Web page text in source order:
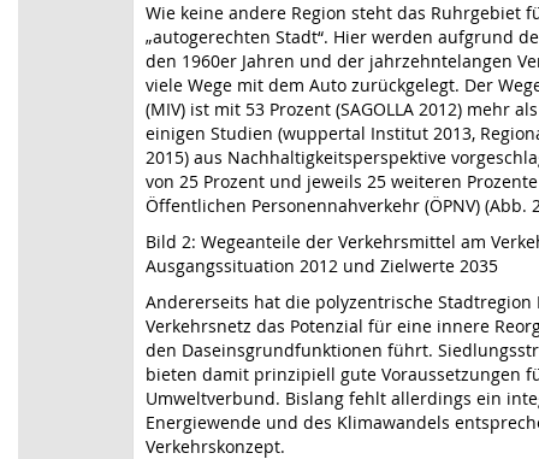
Wie keine andere Region steht das Ruhrgebiet
„autogerechten Stadt“. Hier werden aufgrund
den 1960er Jahren und der jahrzehntelangen
viele Wege mit dem Auto zurückgelegt. Der
(MIV) ist mit 53 Prozent (SAGOLLA 2012) mehr
einigen Studien (wuppertal Institut 2013,
2015) aus Nachhaltigkeitsperspektive
von 25 Prozent und jeweils 25 weiteren
Öffentlichen Personennahverkehr (ÖPNV) (Abb.
Bild 2: Wegeanteile der Verkehrsmittel am
Ausgangssituation 2012 und Zielwerte 2035
Andererseits hat die polyzentrische
Verkehrsnetz das Potenzial für eine innere
den Daseinsgrundfunktionen führt.
bieten damit prinzipiell gute Voraussetzungen
Umweltverbund. Bislang fehlt allerdings ein
Energiewende und des Klimawandels
Verkehrskonzept.